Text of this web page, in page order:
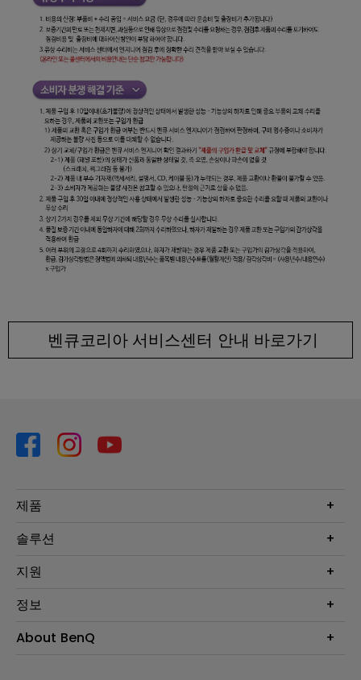
벤큐코리아 서비스센터 안내 바로가기
제품
프로젝터
조명
솔루션
Eye-Care 모니터
e스포츠
비즈니스 디스플레이
지원
문의
서비스센터
정보
프로젝터 거리계산기
About BenQ